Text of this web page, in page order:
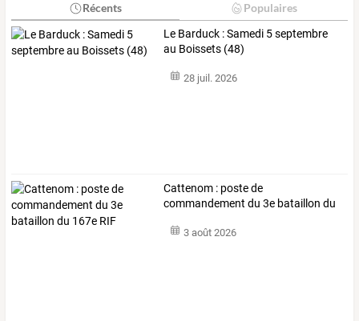
Récents Populaires
Le Barduck : Samedi 5 septembre
au Boissets (48)
28 juil. 2026
Cattenom : poste de
commandement du 3e bataillon du
3 août 2026